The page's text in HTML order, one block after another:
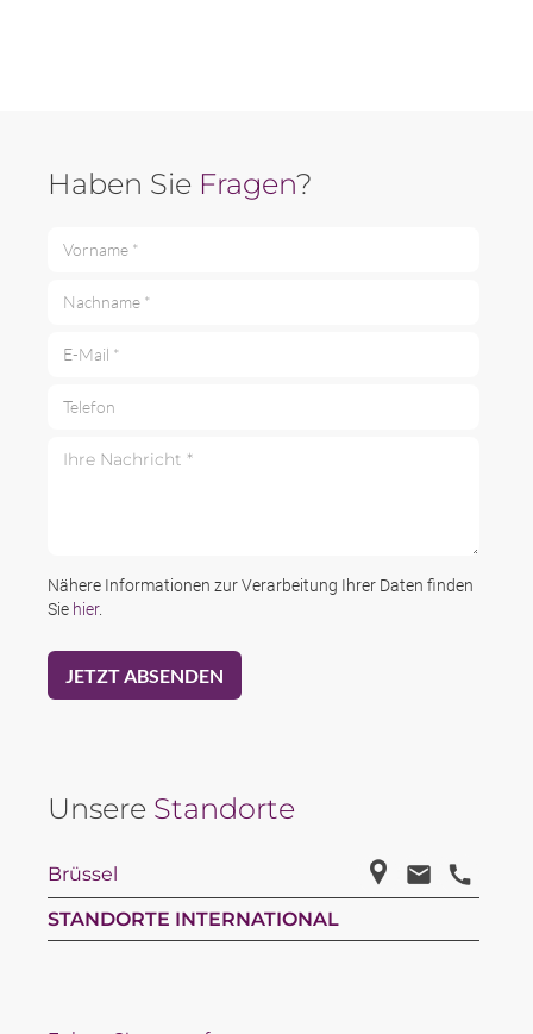
Haben Sie Fragen?
Nähere Informationen zur Verarbeitung Ihrer Daten finden
Sie hier.
Unsere Standorte
Brüssel
STANDORTE INTERNATIONAL